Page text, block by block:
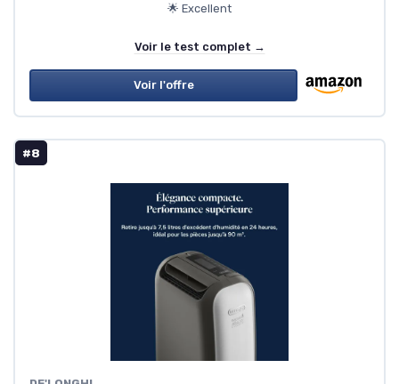
🌟 Excellent
Voir le test complet →
Voir l'offre
#8